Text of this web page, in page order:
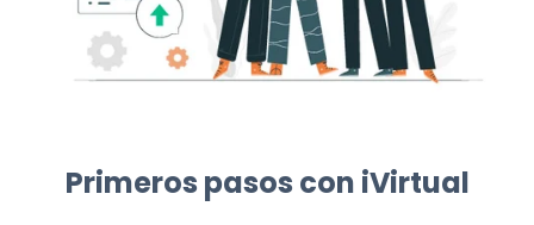
Primeros pasos con iVirtual